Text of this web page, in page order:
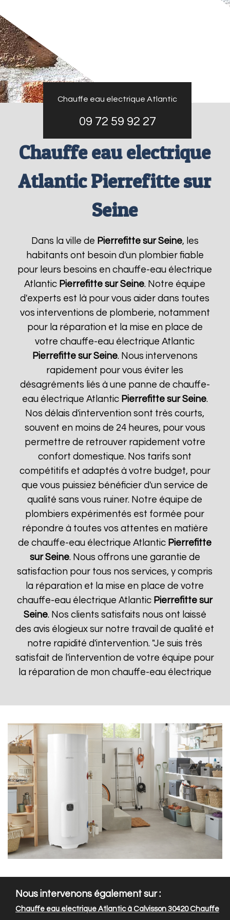
Chauffe eau electrique Atlantic
09 72 59 92 27
Chauffe eau electrique
Atlantic Pierrefitte sur
Seine
Dans la ville de Pierrefitte sur Seine, les
habitants ont besoin d'un plombier fiable
pour leurs besoins en chauffe-eau électrique
Atlantic Pierrefitte sur Seine. Notre équipe
d'experts est là pour vous aider dans toutes
vos interventions de plomberie, notamment
pour la réparation et la mise en place de
votre chauffe-eau électrique Atlantic
Pierrefitte sur Seine. Nous intervenons
rapidement pour vous éviter les
désagréments liés à une panne de chauffe-
eau électrique Atlantic Pierrefitte sur Seine.
Nos délais d'intervention sont très courts,
souvent en moins de 24 heures, pour vous
permettre de retrouver rapidement votre
confort domestique. Nos tarifs sont
compétitifs et adaptés à votre budget, pour
que vous puissiez bénéficier d'un service de
qualité sans vous ruiner. Notre équipe de
plombiers expérimentés est formée pour
répondre à toutes vos attentes en matière
de chauffe-eau électrique Atlantic Pierrefitte
sur Seine. Nous offrons une garantie de
satisfaction pour tous nos services, y compris
la réparation et la mise en place de votre
chauffe-eau électrique Atlantic Pierrefitte sur
Seine. Nos clients satisfaits nous ont laissé
des avis élogieux sur notre travail de qualité et
notre rapidité d'intervention. "Je suis très
satisfait de l'intervention de votre équipe pour
la réparation de mon chauffe-eau électrique
Nous intervenons également sur :
Chauffe eau electrique Atlantic à Calvisson 30420Chauffe